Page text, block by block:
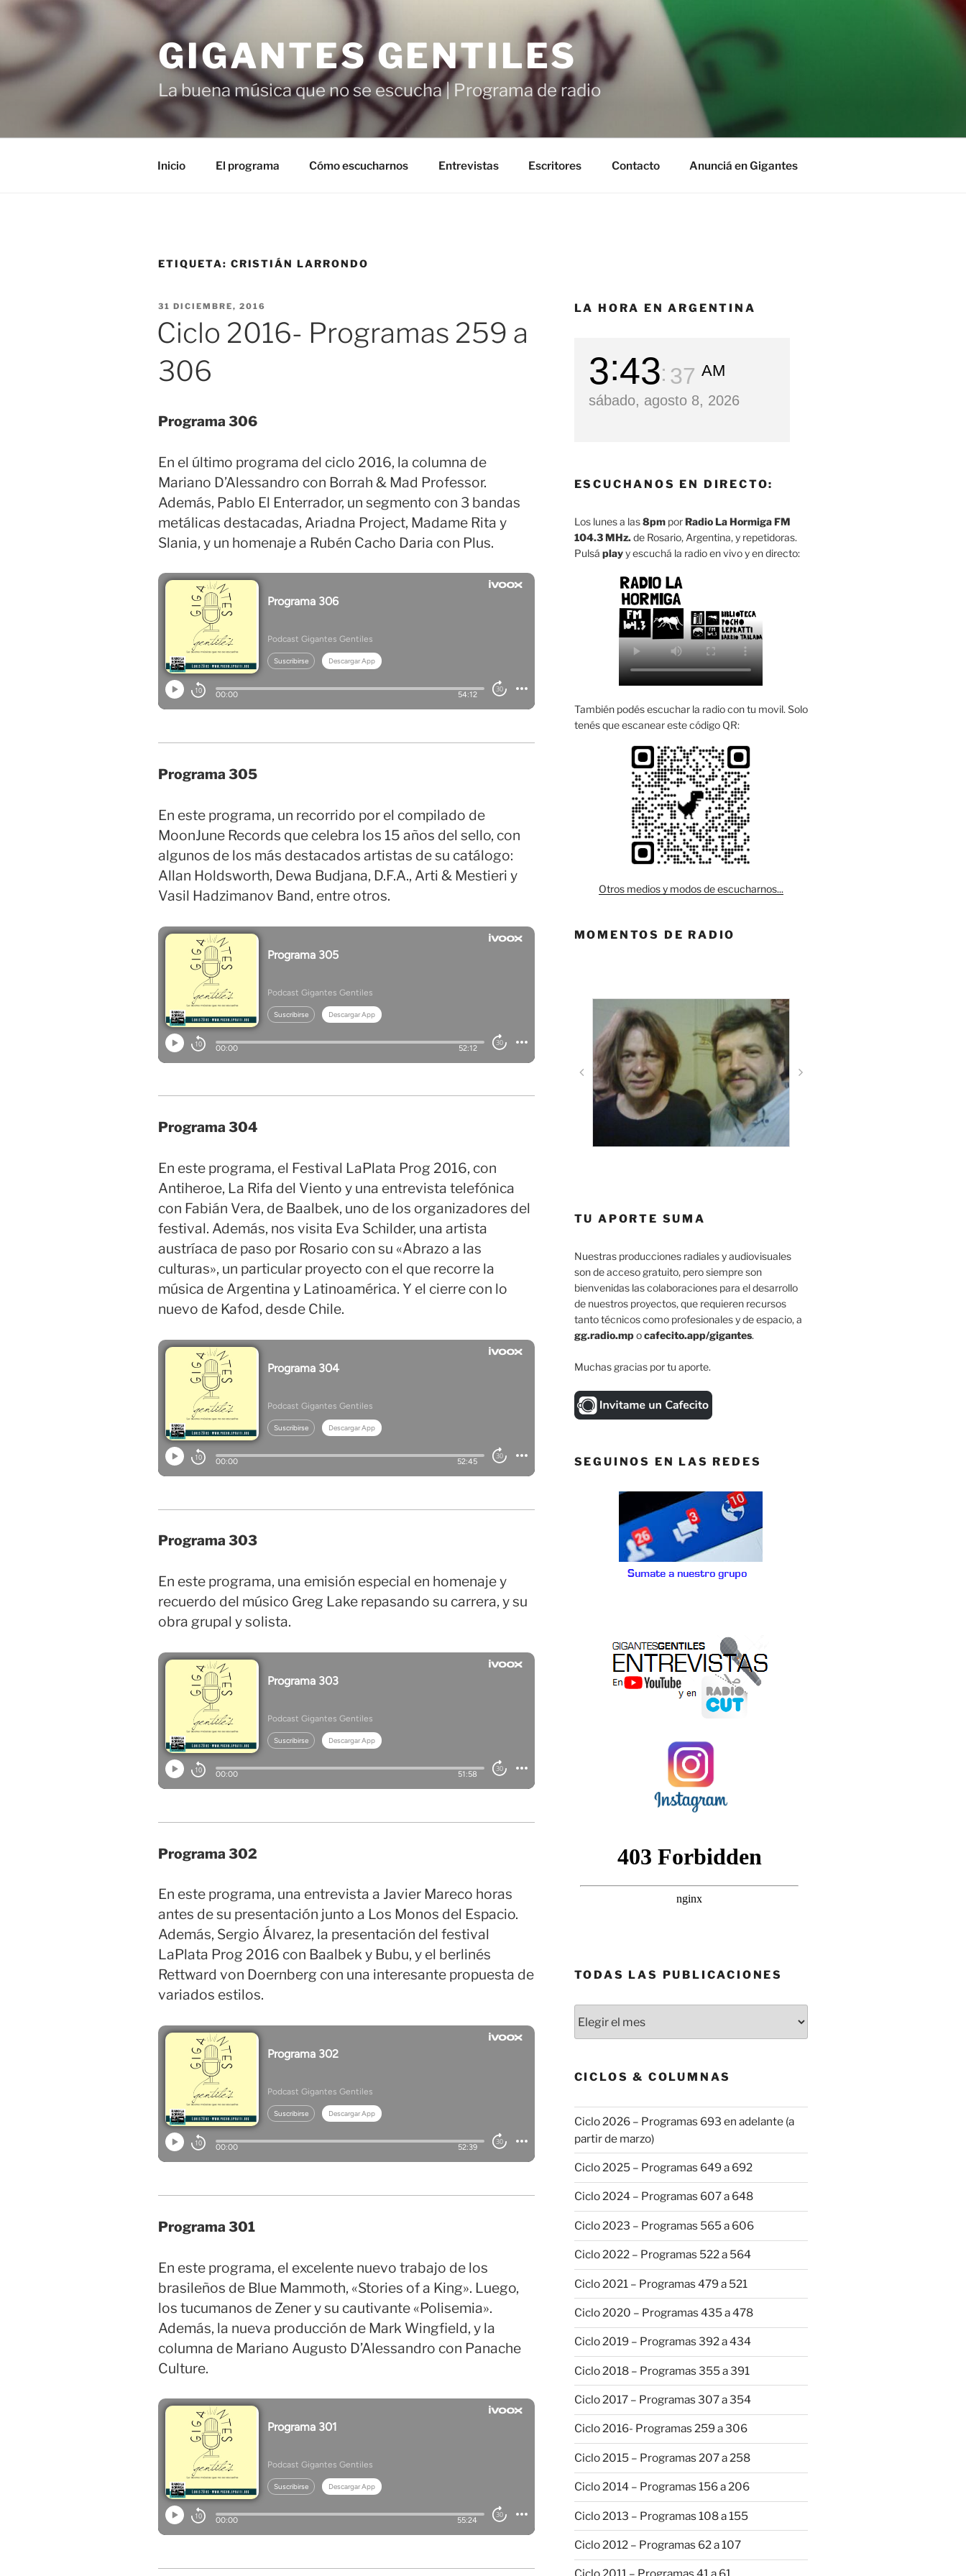
Saltar
GIGANTES GENTILES
La buena música que no se escucha | Programa de radio
Inicio El programa Cómo escucharnos Entrevistas Escritores Contacto Anunciá en Gigantes
ETIQUETA: CRISTIÁN LARRONDO
PUBLICADO
31 DICIEMBRE, 2016
Ciclo 2016- Programas 259 a
306
Programa 306
En el último programa del ciclo 2016, la columna de
Mariano D’Alessandro con Borrah & Mad Professor.
Además, Pablo El Enterrador, un segmento con 3 bandas
metálicas destacadas, Ariadna Project, Madame Rita y
Slania, y un homenaje a Rubén Cacho Daria con Plus.
Programa 305
En este programa, un recorrido por el compilado de
MoonJune Records que celebra los 15 años del sello, con
algunos de los más destacados artistas de su catálogo:
Allan Holdsworth, Dewa Budjana, D.F.A., Arti & Mestieri y
Vasil Hadzimanov Band, entre otros.
Programa 304
En este programa, el Festival LaPlata Prog 2016, con
Antiheroe, La Rifa del Viento y una entrevista telefónica
con Fabián Vera, de Baalbek, uno de los organizadores del
festival. Además, nos visita Eva Schilder, una artista
austríaca de paso por Rosario con su «Abrazo a las
culturas», un particular proyecto con el que recorre la
música de Argentina y Latinoamérica. Y el cierre con lo
nuevo de Kafod, desde Chile.
Programa 303
En este programa, una emisión especial en homenaje y
recuerdo del músico Greg Lake repasando su carrera, y su
obra grupal y solista.
Programa 302
En este programa, una entrevista a Javier Mareco horas
antes de su presentación junto a Los Monos del Espacio.
Además, Sergio Álvarez, la presentación del festival
LaPlata Prog 2016 con Baalbek y Bubu, y el berlinés
Rettward von Doernberg con una interesante propuesta de
variados estilos.
Programa 301
En este programa, el excelente nuevo trabajo de los
brasileños de Blue Mammoth, «Stories of a King». Luego,
los tucumanos de Zener y su cautivante «Polisemia».
Además, la nueva producción de Mark Wingfield, y la
columna de Mariano Augusto D’Alessandro con Panache
Culture.
LA HORA EN ARGENTINA
3 43 38 AM
sábado, agosto 8, 2026
ESCUCHANOS EN DIRECTO:
Los lunes a las8pmporRadio La Hormiga FM
104.3 MHz.de Rosario, Argentina, y repetidoras.
Pulsá playy escuchá la radio en vivo y en directo:
También podés escuchar la radio con tu movil. Solo
tenés que escanear este código QR:
Otros medios y modos de escucharnos...
MOMENTOS DE RADIO
TU APORTE SUMA
Nuestras producciones radiales y audiovisuales
son de acceso gratuito, pero siempre son
bienvenidas las colaboraciones para el desarrollo
de nuestros proyectos, que requieren recursos
tanto técnicos como profesionales y de espacio, a
gg.radio.mpocafecito.app/gigantes.
Muchas gracias por tu aporte.
SEGUINOS EN LAS REDES
TODAS LAS PUBLICACIONES
las
CICLOS & COLUMNAS
Ciclo 2026 – Programas 693 en adelante (a
partir de marzo)
Ciclo 2025 – Programas 649 a 692
Ciclo 2024 – Programas 607 a 648
Ciclo 2023 – Programas 565 a 606
Ciclo 2022 – Programas 522 a 564
Ciclo 2021 – Programas 479 a 521
Ciclo 2020 – Programas 435 a 478
Ciclo 2019 – Programas 392 a 434
Ciclo 2018 – Programas 355 a 391
Ciclo 2017 – Programas 307 a 354
Ciclo 2016- Programas 259 a 306
Ciclo 2015 – Programas 207 a 258
Ciclo 2014 – Programas 156 a 206
Ciclo 2013 – Programas 108 a 155
Ciclo 2012 – Programas 62 a 107